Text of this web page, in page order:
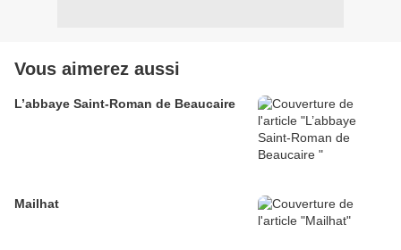
Vous aimerez aussi
L’abbaye Saint-Roman de Beaucaire
Mailhat